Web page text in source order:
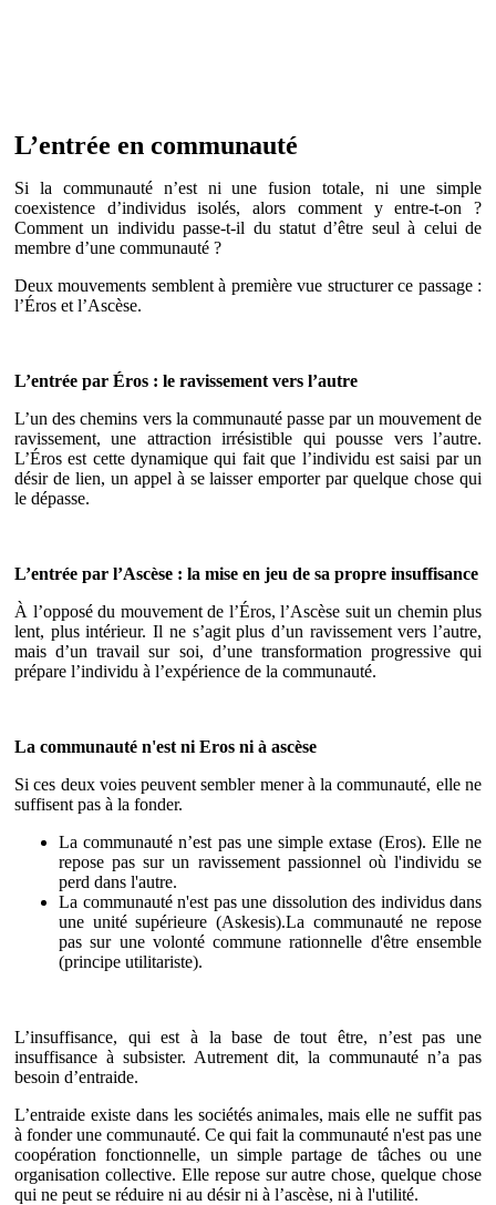
L’entrée en communauté
Si la communauté n’est ni une fusion totale, ni une simple
coexistence d’individus isolés, alors comment y entre-t-on ?
Comment un individu passe-t-il du statut d’être seul à celui de
membre d’une communauté ?
Deux mouvements semblent à première vue structurer ce passage :
l’Éros et l’Ascèse.
L’entrée par Éros : le ravissement vers l’autre
L’un des chemins vers la communauté passe par un mouvement de
ravissement, une attraction irrésistible qui pousse vers l’autre.
L’Éros est cette dynamique qui fait que l’individu est saisi par un
désir de lien, un appel à se laisser emporter par quelque chose qui
le dépasse.
L’entrée par l’Ascèse : la mise en jeu de sa propre insuffisance
À l’opposé du mouvement de l’Éros, l’Ascèse suit un chemin plus
lent, plus intérieur. Il ne s’agit plus d’un ravissement vers l’autre,
mais d’un travail sur soi, d’une transformation progressive qui
prépare l’individu à l’expérience de la communauté.
La communauté n'est ni Eros ni à ascèse
Si ces deux voies peuvent sembler mener à la communauté, elle ne
suffisent pas à la fonder.
La communauté n’est pas une simple extase (Eros). Elle ne
repose pas sur un ravissement passionnel où l'individu se
perd dans l'autre.
La communauté n'est pas une dissolution des individus dans
une unité supérieure (Askesis).La communauté ne repose
pas sur une volonté commune rationnelle d'être ensemble
(principe utilitariste).
L’insuffisance, qui est à la base de tout être, n’est pas une
insuffisance à subsister. Autrement dit, la communauté n’a pas
besoin d’entraide.
L’entraide existe dans les sociétés animales, mais elle ne suffit pas
à fonder une communauté. Ce qui fait la communauté n'est pas une
coopération fonctionnelle, un simple partage de tâches ou une
organisation collective. Elle repose sur autre chose, quelque chose
qui ne peut se réduire ni au désir ni à l’ascèse, ni à l'utilité.